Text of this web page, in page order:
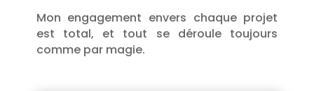
Mon engagement envers chaque projet
est total, et tout se déroule toujours
comme par magie.